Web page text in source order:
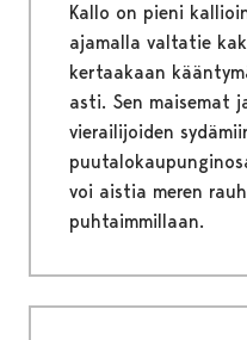
Kallo on pieni
ajamalla valtatie
kertaakaan
asti. Sen maisemat
vierailijoiden
voi aistia meren
puhtaimmillaan.